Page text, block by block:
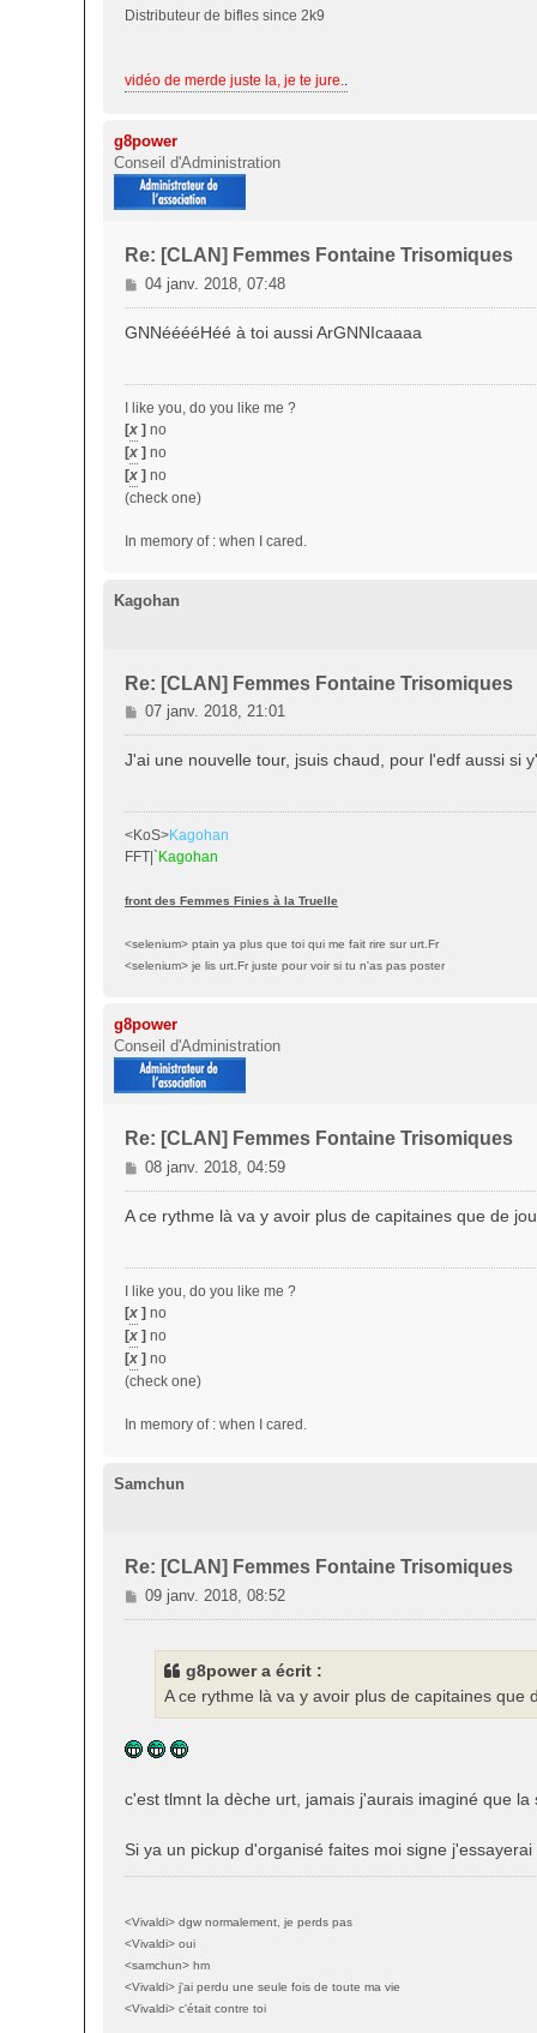
e
Distributeur de bifles since 2k9
vidéo de merde juste la, je te jure.
g8power
Conseil d'Administration
Re: [CLAN] Femmes Fontaine Trisomiques
M
e
s
g
e
04 janv. 2018, 07:48
GNNééééHéé à toi aussi ArGNNIcaaaa
I like you, do you like me ?
[x ] no
[x ] no
[x ] no
(check one)
In memory of : when I cared.
Kagohan
Re: [CLAN] Femmes Fontaine Trisomiques
M
e
s
g
e
07 janv. 2018, 21:01
J'ai une nouvelle tour, jsuis chaud, pour l'edf aussi si
<KoS>Kagohan
FFT|` Kagohan
front des Femmes Finies à la Truelle
<selenium> ptain ya plus que toi qui me fait rire sur urt.Fr
<selenium> je lis urt.Fr juste pour voir si tu n'as pas poster
g8power
Conseil d'Administration
Re: [CLAN] Femmes Fontaine Trisomiques
M
e
s
g
e
08 janv. 2018, 04:59
A ce rythme là va y avoir plus de capitaines que de
I like you, do you like me ?
[x ] no
[x ] no
[x ] no
(check one)
In memory of : when I cared.
Samchun
Re: [CLAN] Femmes Fontaine Trisomiques
M
e
09 janv. 2018, 08:52
g8power a écrit :
A ce rythme là va y avoir plus de capitaines que
c'est tlmnt la dèche urt, jamais j'aurais imaginé que
Si ya un pickup d'organisé faites moi signe
<Vivaldi> dgw normalement, je perds pas
<Vivaldi> oui
<samchun> hm
<Vivaldi> j'ai perdu une seule fois de toute ma vie
<Vivaldi> c'était contre toi